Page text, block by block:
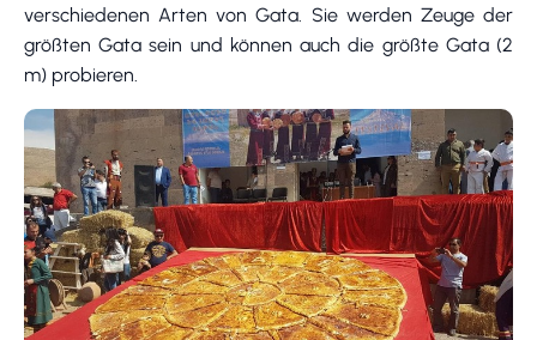
verschiedenen Arten von Gata. Sie werden Zeuge der
größten Gata sein und können auch die größte Gata (2
m) probieren.